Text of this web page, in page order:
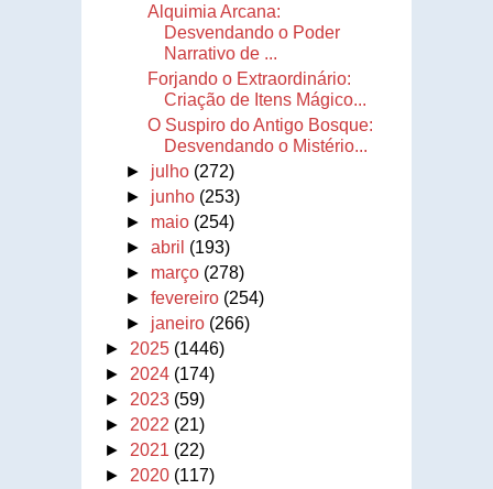
Alquimia Arcana:
Desvendando o Poder
Narrativo de ...
Forjando o Extraordinário:
Criação de Itens Mágico...
O Suspiro do Antigo Bosque:
Desvendando o Mistério...
► julho (272)
► junho (253)
► maio (254)
►abril (193)
► março (278)
►fevereiro (254)
► janeiro (266)
► 2025 (1446)
► 2024 (174)
► 2023 (59)
► 2022 (21)
► 2021 (22)
► 2020 (117)